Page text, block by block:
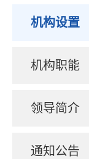
机构设置
机构职能
领导简介
通知公告